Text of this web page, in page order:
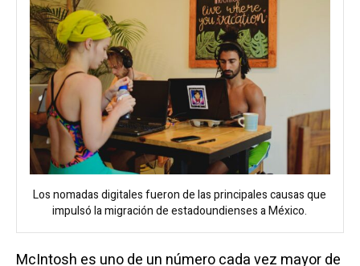
Los nomadas digitales fueron de las principales causas que
impulsó la migración de estadoundienses a México.
McIntosh es uno de un número cada vez mayor de